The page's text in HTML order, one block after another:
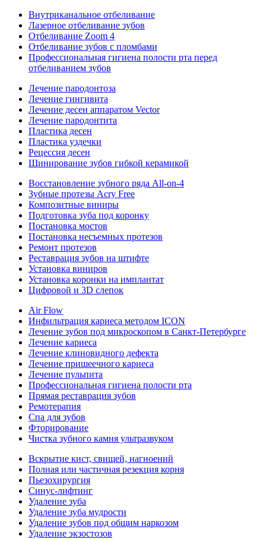
Внутриканальное отбеливание
Лазерное отбеливание зубов
Отбеливание Zoom 4
Отбеливание зубов с пломбами
Профессиональная гигиена полости рта перед
отбеливанием зубов
Лечение пародонтоза
Лечение гингивита
Лечение десен аппаратом Vector
Лечение пародонтита
Пластика десен
Пластика уздечки
Рецессия десен
Шинирование зубов гибкой керамикой
Восстановление зубного ряда All‑on‑4
Зубные протезы Acry Free
Композитные виниры
Подготовка зуба под коронку
Постановка мостов
Постановка несъемных протезов
Ремонт протезов
Реставрация зубов на штифте
Установка виниров
Установка коронки на имплантат
Цифровой и 3D слепок
Air Flow
Инфильтрация кариеса методом ICON
Лечение зубов под микроскопом в Санкт-Петербурге
Лечение кариеса
Лечение клиновидного дефекта
Лечение пришеечного кариеса
Лечение пульпита
Профессиональная гигиена полости рта
Прямая реставрация зубов
Ремотерапия
Спа для зубов
Фторирование
Чистка зубного камня ультразвуком
Вскрытие кист, свищей, нагноений
Полная или частичная резекция корня
Пьезохирургия
Синус-лифтинг
Удаление зуба
Удаление зуба мудрости
Удаление зубов под общим наркозом
Удаление экзостозов